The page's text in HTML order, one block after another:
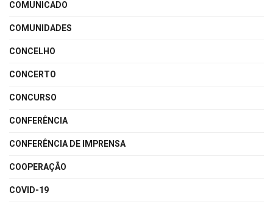
COMUNICADO
COMUNIDADES
CONCELHO
CONCERTO
CONCURSO
CONFERÊNCIA
CONFERÊNCIA DE IMPRENSA
COOPERAÇÃO
COVID-19